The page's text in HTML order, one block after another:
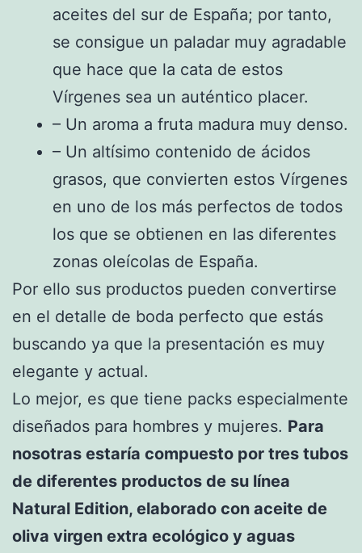
aceites del sur de España; por tanto,
se consigue un paladar muy agradable
que hace que la cata de estos
Vírgenes sea un auténtico placer.
– Un aroma a fruta madura muy denso.
– Un altísimo contenido de ácidos
grasos, que convierten estos Vírgenes
en uno de los más perfectos de todos
los que se obtienen en las diferentes
zonas oleícolas de España.
Por ello sus productos pueden convertirse
en el detalle de boda perfecto que estás
buscando ya que la presentación es muy
elegante y actual.
Lo mejor, es que tiene packs especialmente
diseñados para hombres y mujeres. Para
nosotras estaría compuesto por tres tubos
de diferentes productos de su línea
Natural Edition, elaborado con aceite de
oliva virgen extra ecológico y aguas